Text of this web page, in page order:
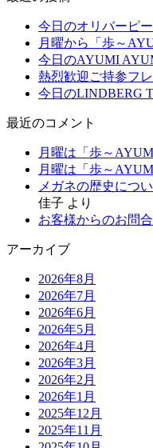
今日のオリバーピ
月曜から「歩～
今日のAYUMI
熱烈歓迎ご持参フ
今日のLINDBERG
最近のコメント
月曜は「歩～
月曜は「歩～
メガネの歴史につ
佳子 より
お客様からのお問
アーカイブ
2026年8月
2026年7月
2026年6月
2026年5月
2026年4月
2026年3月
2026年2月
2026年1月
2025年12月
2025年11月